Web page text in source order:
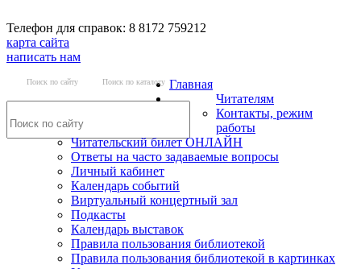
Телефон для справок: 8 8172 759212
карта сайта
написать нам
Поиск по сайту Поиск по каталогу Главная
Читателям
Контакты, режим
работы
Читательский билет ОНЛАЙН
Ответы на часто задаваемые вопросы
Личный кабинет
Календарь событий
Виртуальный концертный зал
Подкасты
Календарь выставок
Правила пользования библиотекой
Правила пользования библиотекой в картинках